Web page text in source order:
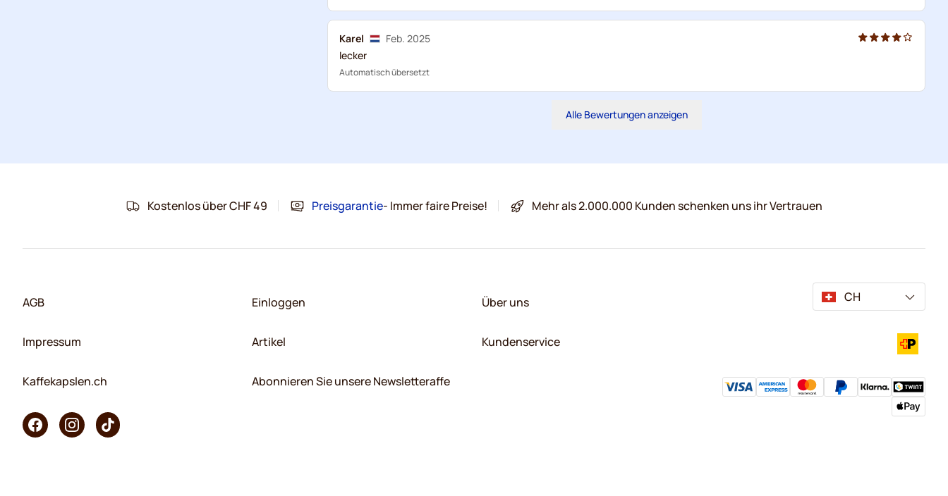
Karel
Feb. 2025
lecker
Automatisch übersetzt
Alle Bewertungen anzeigen
Kostenlos über CHF 49 Preisgarantie- Immer faire Preise! Mehr als 2.000.000 Kunden schenken uns ihr Vertrauen
AGB
Impressum
Kaffekapslen.ch
Einloggen
Artikel
Abonnieren Sie unsere Newsletteraffe
Über uns
Kundenservice
CH